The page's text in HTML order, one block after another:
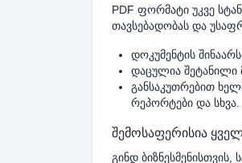
PDF ფორმატი უკვე
თავსებადობას და
დოკუმენტის
დაცულია შეტანილი
განსაკუთრებით
რეპორტები და სხვა.
შემოსაფერისია
გინდ